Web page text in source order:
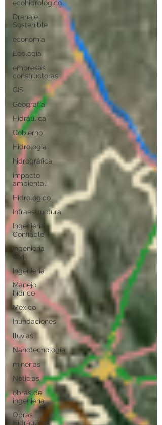
ecohidrológico
Drenaje
Sostenible
economía
Ecología
empresas
constructoras
GIS
Geografía
Hidráulica
Gobierno
Hidrología
hidrográfica
impacto
ambiental
Hidrológico
Infraestructura
Ingeniería
Confiable
Ingeniería
Civil
Ingeniería
Manejo
hídrico
México
Inundaciones
lluvias
Nanotecnología
minerias
Noticias
obras de
ingeniería
Obras
Hidráulicas